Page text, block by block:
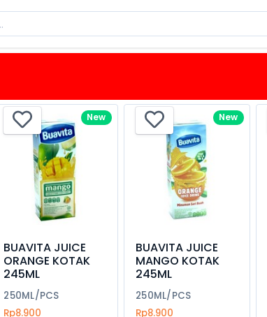
New
BUAVITA JUICE
ORANGE KOTAK
245ML
250ML/PCS
Rp8.900
New
BUAVITA JUICE
MANGO KOTAK
245ML
250ML/PCS
Rp8.900